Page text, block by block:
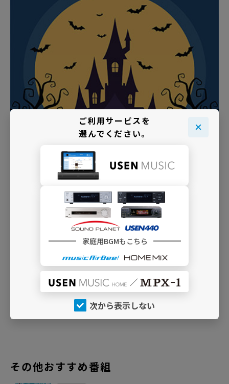
ハロウィンイベントでにぎわうアミューズメントパーク
のような、子どもも大人もゾクゾクする不思議な世界へ
誘うインストゥルメンタル作品をセレクトしました。ミ
ステリアスなメロディを奏でる管弦楽器のサウンドが、
スプーキーな空間を演出します。ハロウィン商戦向け
BGMとしてはもちろん、アミューズメント施設や商業施
設などのハロウィン演出におすすめです。
放送期間：9月16日～10月31日まで放送予定
その他おすすめ番組
ご利用サービスを
選んでください。
家庭用BGMもこちら
次から表示しない